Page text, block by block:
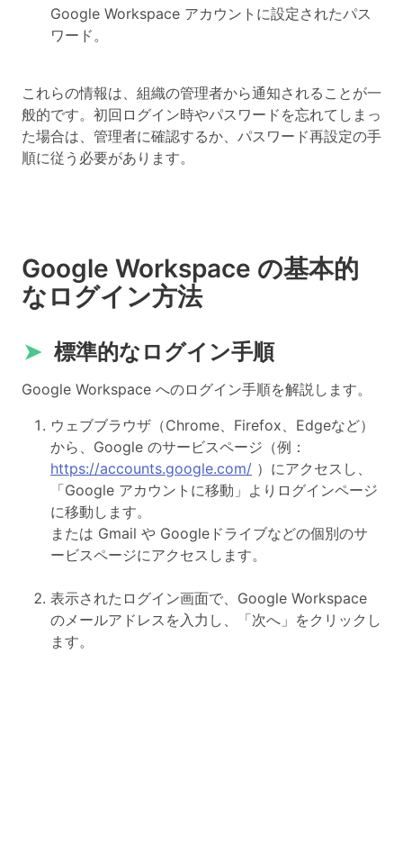
Google Workspace アカウントに設定されたパス
ワード。
これらの情報は、組織の管理者から通知されることが一
般的です。初回ログイン時やパスワードを忘れてしまっ
た場合は、管理者に確認するか、パスワード再設定の手
順に従う必要があります。
Google Workspace の基本的
なログイン方法
➤ 標準的なログイン手順
Google Workspace へのログイン手順を解説します。
ウェブブラウザ（Chrome、Firefox、Edgeなど）
から、Google のサービスページ（例：
https://accounts.google.com/ ）にアクセスし、
「Google アカウントに移動」よりログインページ
に移動します。
または Gmail や Googleドライブなどの個別のサ
ービスページにアクセスします。
表示されたログイン画面で、Google Workspace
のメールアドレスを入力し、「次へ」をクリックし
ます。